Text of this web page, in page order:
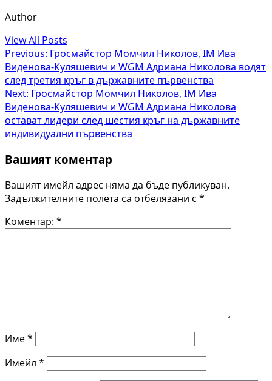
Author
View All Posts
Post
navigation
Previous: Гросмайстор Момчил Николов, IM Ива
Виденова-Куляшевич и WGM Адриана Николова водят
след третия кръг в държавните първенства
Next: Гросмайстор Момчил Николов, IM Ива
Виденова-Куляшевич и WGM Адриана Николова
остават лидери след шестия кръг на държавните
индивидуални първенства
Вашият коментар
Вашият имейл адрес няма да бъде публикуван.
Задължителните полета са отбелязани с *
Коментар: *
Име*
Имейл *